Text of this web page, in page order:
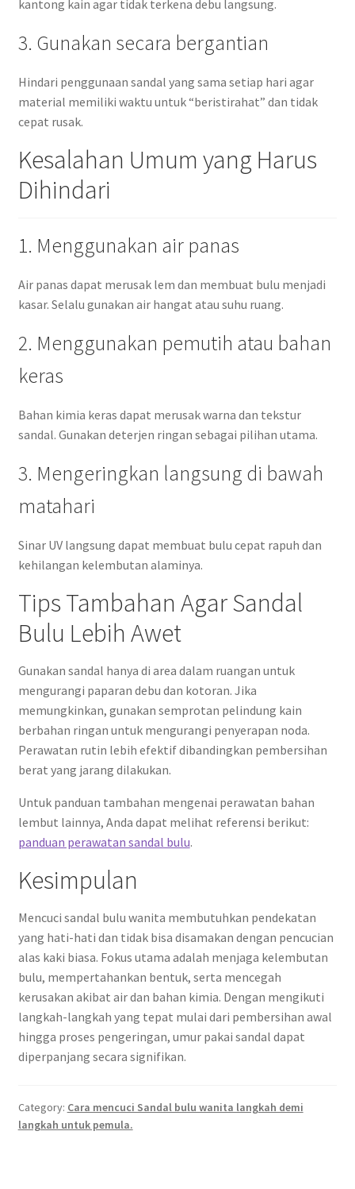
kantong kain agar tidak terkena debu langsung.
3. Gunakan secara bergantian
Hindari penggunaan sandal yang sama setiap hari agar
material memiliki waktu untuk “beristirahat” dan tidak
cepat rusak.
Kesalahan Umum yang Harus
Dihindari
1. Menggunakan air panas
Air panas dapat merusak lem dan membuat bulu menjadi
kasar. Selalu gunakan air hangat atau suhu ruang.
2. Menggunakan pemutih atau bahan
keras
Bahan kimia keras dapat merusak warna dan tekstur
sandal. Gunakan deterjen ringan sebagai pilihan utama.
3. Mengeringkan langsung di bawah
matahari
Sinar UV langsung dapat membuat bulu cepat rapuh dan
kehilangan kelembutan alaminya.
Tips Tambahan Agar Sandal
Bulu Lebih Awet
Gunakan sandal hanya di area dalam ruangan untuk
mengurangi paparan debu dan kotoran. Jika
memungkinkan, gunakan semprotan pelindung kain
berbahan ringan untuk mengurangi penyerapan noda.
Perawatan rutin lebih efektif dibandingkan pembersihan
berat yang jarang dilakukan.
Untuk panduan tambahan mengenai perawatan bahan
lembut lainnya, Anda dapat melihat referensi berikut:
panduan perawatan sandal bulu.
Kesimpulan
Mencuci sandal bulu wanita membutuhkan pendekatan
yang hati-hati dan tidak bisa disamakan dengan pencucian
alas kaki biasa. Fokus utama adalah menjaga kelembutan
bulu, mempertahankan bentuk, serta mencegah
kerusakan akibat air dan bahan kimia. Dengan mengikuti
langkah-langkah yang tepat mulai dari pembersihan awal
hingga proses pengeringan, umur pakai sandal dapat
diperpanjang secara signifikan.
Category: Cara mencuci Sandal bulu wanita langkah demi
langkah untuk pemula.